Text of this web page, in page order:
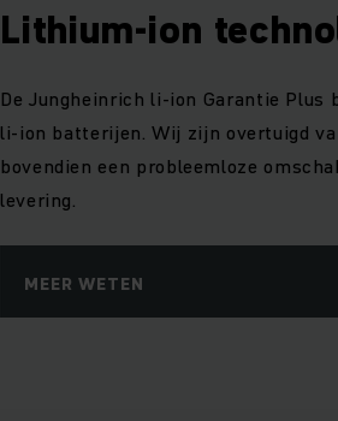
Lithium-ion
De Jungheinrich li-ion Garantie
li-ion batterijen. Wij zijn overtuigd
bovendien een probleemloze
levering.
MEER WETEN